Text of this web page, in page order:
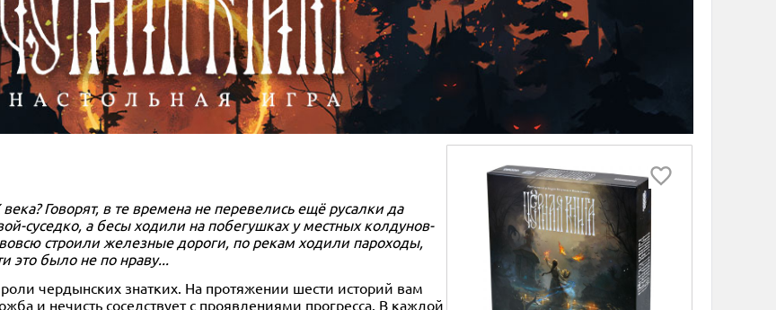
Говорят, в те времена не перевелись ещё русалки да
суседко, а бесы ходили на побегушках у местных колдунов-
строили железные дороги, по рекам ходили пароходы,
это было не по нраву...
чердынских знатких. На протяжении шести историй вам
и нечисть соседствует с проявлениями прогресса. В каждой